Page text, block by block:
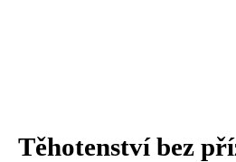
Těhotenství bez